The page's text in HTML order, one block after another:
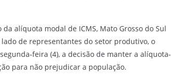
alíquota modal de ICMS, Mato Grosso do Sul
de representantes do setor produtivo, o
feira (4), a decisão de manter a alíquota-
para não prejudicar a população.